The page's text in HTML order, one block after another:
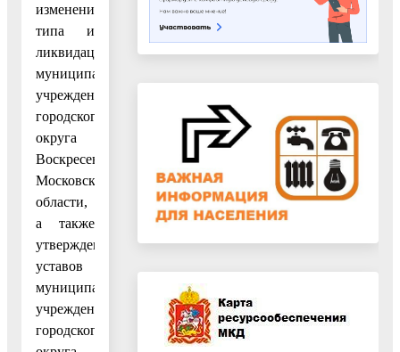
изменения
типа и
ликвидации
муниципальных
учреждений
городского
округа
Воскресенск
Московской
области,
а также
утверждения
уставов
муниципальных
учреждений
городского